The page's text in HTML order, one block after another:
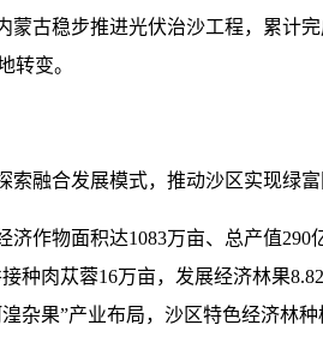
古稳步推进光伏治沙工程，累计
转变。
融合发展模式，推动沙区实现绿富
作物面积达1083万亩、总产值
种肉苁蓉16万亩，发展经济林果
杂果”产业布局，沙区特色经济林